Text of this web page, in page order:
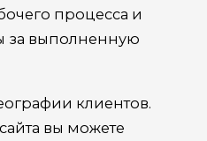
процесса и
за выполненную
клиентов.
вы можете